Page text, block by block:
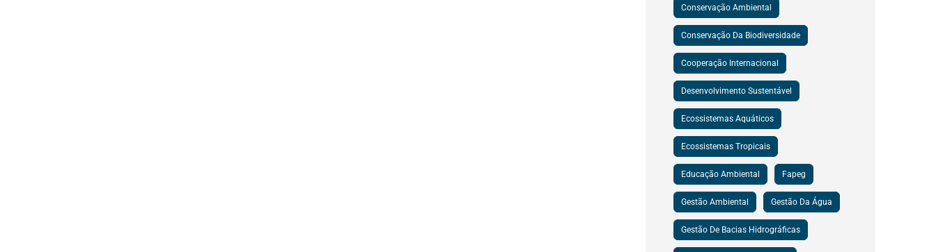
Conservação Ambiental
Conservação Da Biodiversidade
Cooperação Internacional
Desenvolvimento Sustentável
Ecossistemas Aquáticos
Ecossistemas Tropicais
Educação Ambiental Fapeg
Gestão Ambiental Gestão Da Água
Gestão De Bacias Hidrográficas